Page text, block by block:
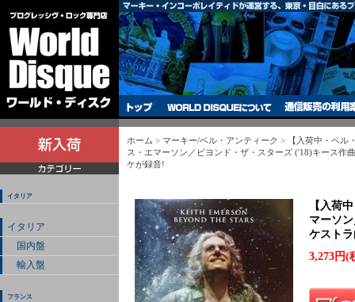
イタリア
イタリア
国内盤
輸入盤
フランス
ホーム > マーキー/ベル・アンティーク >
【入荷中・ベル
ス・エマーソン／ビヨンド・ザ・スターズ ('18)キース作
ケが録音!
【入荷
マーソ
ケスト
3,273円(